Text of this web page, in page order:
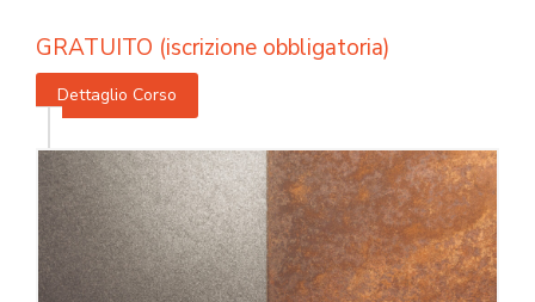
GRATUITO (iscrizione obbligatoria)
Dettaglio Corso